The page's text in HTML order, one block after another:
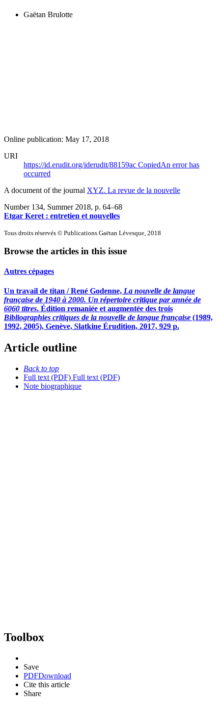
Gaëtan Brulotte
Online publication: May 17, 2018
URI
https://id.erudit.org/iderudit/88159ac CopiedAn error has
occurred
A document of the journal XYZ. La revue de la nouvelle
Number 134, Summer 2018, p. 64–68
Etgar Keret : entretien et nouvelles
Tous droits réservés © Publications Gaëtan Lévesque, 2018
Browse the articles in this issue
Autres cépages
Un travail de titan / René Godenne, La nouvelle de langue
française de 1940 à 2000. Un répertoire critique par année de
6060 titres. Édition remaniée et augmentée des trois
Bibliographies critiques de la nouvelle de langue française (1989,
1992, 2005), Genève, Slatkine Érudition, 2017, 929 p.
Article outline
Back to top
Full text (PDF) Full text (PDF)
Note biographique
Toolbox
Save
PDFDownload
Cite this article
Share